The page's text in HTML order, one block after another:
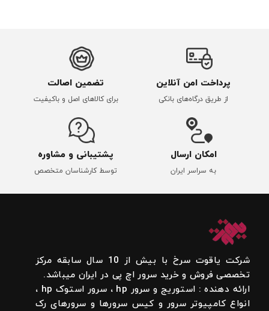
پرداخت امن آنلاین
از طریق درگاه‌های بانکی
تضمین اصالت
برای کالاهای اصل و باکیفیت
امکان ارسال
به سراسر ایران
پشتیبانی و مشاوره
توسط کارشناسان متخصص
شرکت یاقوت سرخ با بیش از 10 سال سابقه مرکز
تخصصی فروش و خرید سرور اچ پی در ایران میباشد.
ارائه دهنده : استوریج و سرور hp ، سرور استوک hp ،
انواع کامپیوتر سرور و کیس سرورها و سرورهای رک